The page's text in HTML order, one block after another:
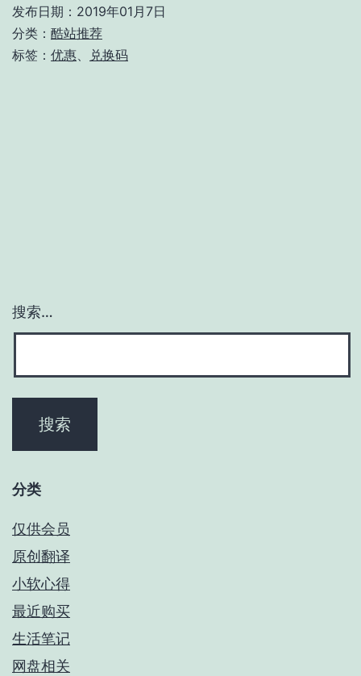
发布日期： 2019年01月7日
分类： 酷站推荐
标签： 优惠 兑换码
搜索…
分类
仅供会员
原创翻译
小软心得
最近购买
生活笔记
网盘相关